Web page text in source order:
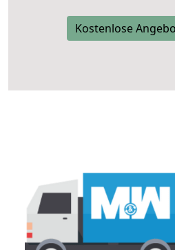
Kostenlose